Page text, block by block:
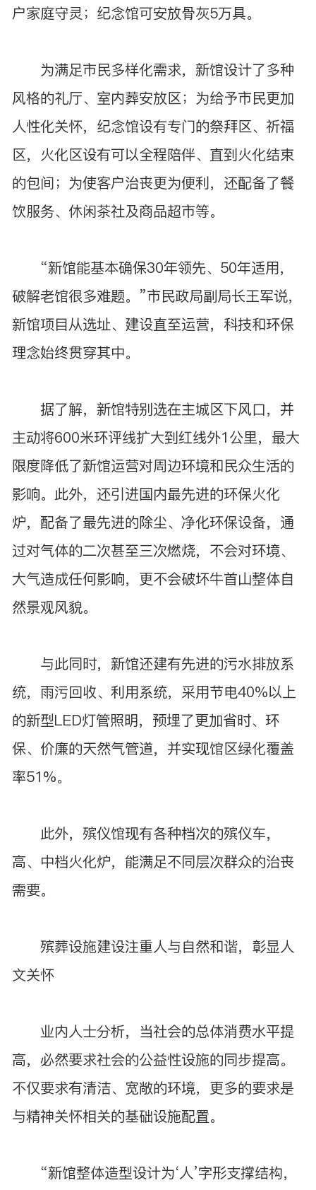
户家庭守灵；纪念馆可安放骨灰5万具。
为满足市民多样化需求，新馆设计了多种
风格的礼厅、室内葬安放区；为给予市民更加
人性化关怀，纪念馆设有专门的祭拜区、祈福
区，火化区设有可以全程陪伴、直到火化结束
的包间；为使客户治丧更为便利，还配备了餐
饮服务、休闲茶社及商品超市等。
“新馆能基本确保30年领先、50年适用，
破解老馆很多难题。”市民政局副局长王军说，
新馆项目从选址、建设直至运营，科技和环保
理念始终贯穿其中。
据了解，新馆特别选在主城区下风口，并
主动将600米环评线扩大到红线外1公里，最大
限度降低了新馆运营对周边环境和民众生活的
影响。此外，还引进国内最先进的环保火化
炉，配备了最先进的除尘、净化环保设备，通
过对气体的二次甚至三次燃烧，不会对环境、
大气造成任何影响，更不会破坏牛首山整体自
然景观风貌。
与此同时，新馆还建有先进的污水排放系
统，雨污回收、利用系统，采用节电40%以上
的新型LED灯管照明，预埋了更加省时、环
保、价廉的天然气管道，并实现馆区绿化覆盖
率51%。
此外，殡仪馆现有各种档次的殡仪车，
高、中档火化炉，能满足不同层次群众的治丧
需要。
殡葬设施建设注重人与自然和谐，彰显人
文关怀
业内人士分析，当社会的总体消费水平提
高，必然要求社会的公益性设施的同步提高。
不仅要求有清洁、宽敞的环境，更多的要求是
与精神关怀相关的基础设施配置。
“新馆整体造型设计为‘人’字形支撑结构，